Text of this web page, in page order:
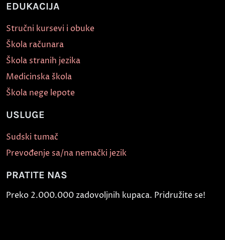
EDUKACIJA
Stručni kursevi i obuke
Škola računara
Škola stranih jezika
Medicinska škola
Škola nege lepote
USLUGE
Sudski tumač
Prevođenje sa/na nemački jezik
PRATITE NAS
Preko 2.000.000 zadovoljnih kupaca. Pridružite se!